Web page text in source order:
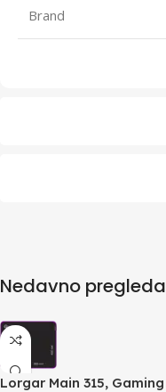
Brand
Nedavno
Lorgar Main 315, Gaming